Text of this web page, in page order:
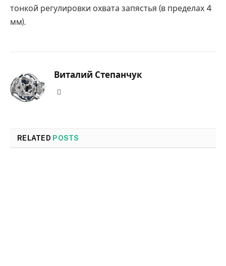
тонкой регулировки охвата запястья (в пределах 4
мм).
Виталий Степанчук
RELATED POSTS